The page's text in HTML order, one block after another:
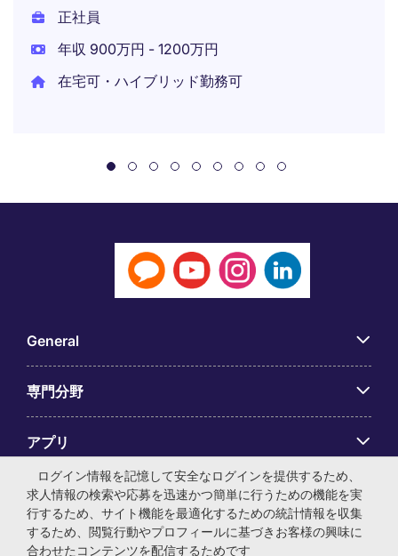
正社員
年収 900万円 - 1200万円
在宅可・ハイブリッド勤務可
General
専門分野
アプリ
Employer Centre
ログイン情報を記憶して安全なログインを提供するため、
求人情報の検索や応募を迅速かつ簡単に行うための機能を実
行するため、サイト機能を最適化するための統計情報を収集
するため、閲覧行動やプロフィールに基づきお客様の興味に
合わせたコンテンツを配信するためです